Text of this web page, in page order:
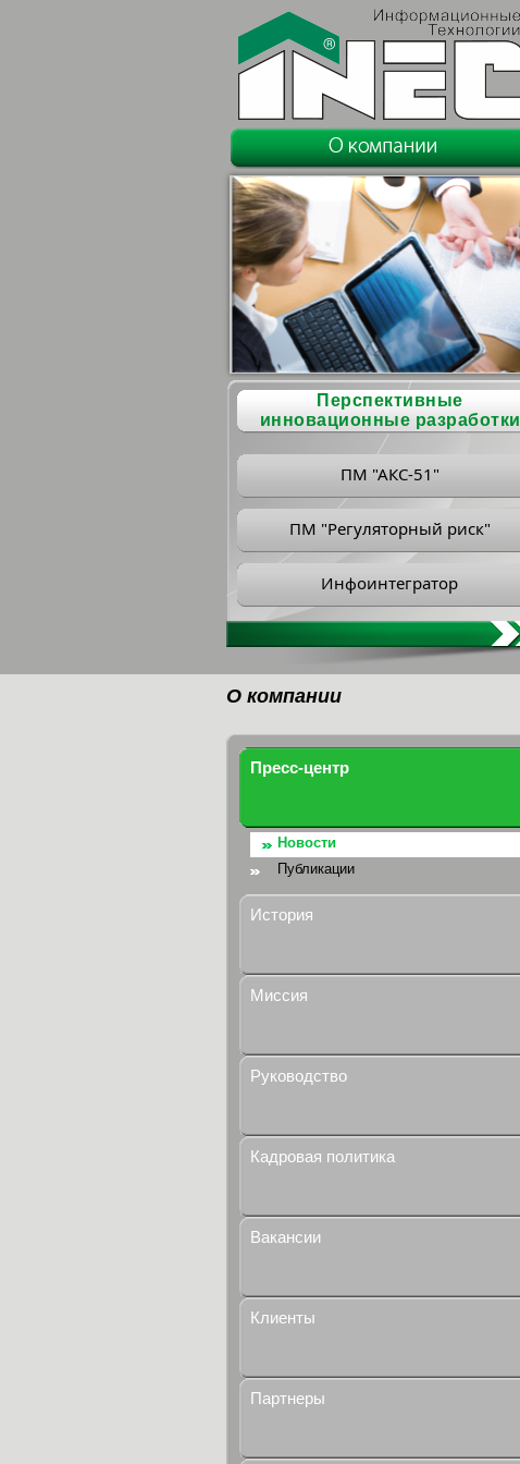
Перспективные
инновационные разработки
ПМ "АКС-51"
ПМ "Регуляторный риск"
Инфоинтегратор
О компании
Пресс-центр
Новости
Публикации
История
Миссия
Руководство
Кадровая политика
Вакансии
Клиенты
Партнеры